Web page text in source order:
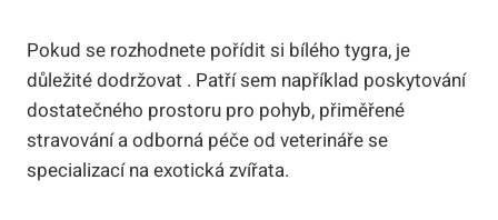
Pokud⁣ se ‍rozhodnete pořídit si bílého tygra, je
důležité ⁣dodržovat . ⁤Patří sem například poskytování
dostatečného prostoru pro⁢ pohyb, přiměřené
stravování a ⁢odborná péče od veterináře se
specializací na exotická⁣ zvířata.